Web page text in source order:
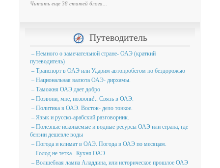
Читать еще 38 статей блога...
Путеводитель
– Немного о замечательной стране- ОАЭ (краткий
путеводитель)
– Транспорт в ОАЭ или Ударим автопробегом по бездорожью
– Национальная валюта ОАЭ- дирхамы.
– Таможня ОАЭ дает добро
– Позвони, мне, позвони!.. Связь в ОАЭ.
– Политика в ОАЭ. Восток- дело тонкое.
– Язык и русско-арабский разговорник.
– Полезные ископаемые и водные ресурсы ОАЭ или страна, где
бензин дешевле воды
– Погода и климат в ОАЭ. Погода в ОАЭ по месяцам.
– Голод не тетка.. Кухня ОАЭ
– Волшебная лампа Аладдина, или историческое прошлое ОАЭ